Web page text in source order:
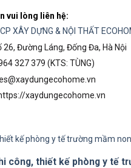
vui lòng liên hệ:
XÂY DỰNG & NỘI THẤT
26, Đường Láng, Đống Đa, Hà Nội
327 379 (KTS: TÙNG)
xaydungecohome.vn
kế phòng y tế trường mầm
công, thiết kế phòng y tế